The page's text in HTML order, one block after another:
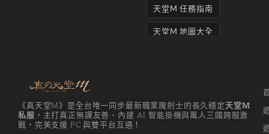
天堂M 任務指南
天堂M 地圖大全
天堂M 攻略
《真天堂M》是全台唯一同步最新職業魔劍士的長久穩定天堂M
私服 ，主打真正無課友善、內建 AI 智能掛機與萬人三國跨服激
戰，完美支援 PC 與雙平台互通！